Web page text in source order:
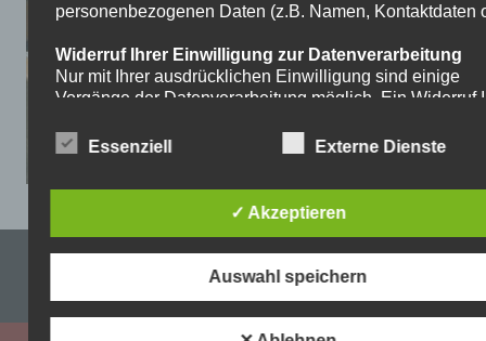
Impressum & Datenschutzerklärung
WordPress-Theme: Dynamic News von ThemeZee.
personenbezogenen Daten (z.B. Namen, Kontaktdaten
Widerruf Ihrer Einwilligung zur Datenverarbeitung
Nur mit Ihrer ausdrücklichen Einwilligung sind einige
Vorgänge der Datenverarbeitung möglich. Ein Widerruf
Widerruf genügt eine formlose Mitteilung per E-Mail. Die
Recht auf Beschwerde bei der zuständigen
Aufsichtsbehörde
Als Betroffener steht Ihnen im Falle eines
der zuständigen Aufsichtsbehörde zu. Zuständige
Aufsichtsbehörde bezüglich datenschutzrechtlicher
Essenziell Externe Dienste
✓ Akzeptieren
Auswahl speichern